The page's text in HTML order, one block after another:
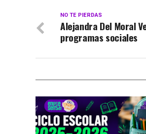
NO TE PIERDAS
Alejandra Del Moral
programas sociales